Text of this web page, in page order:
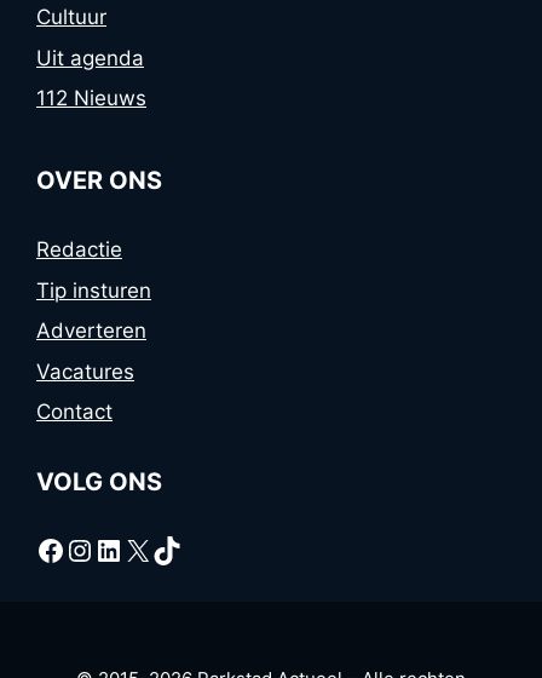
Cultuur
Uit agenda
112 Nieuws
OVER ONS
Redactie
Tip insturen
Adverteren
Vacatures
Contact
VOLG ONS
Facebook
Instagram
LinkedIn
X TikTok